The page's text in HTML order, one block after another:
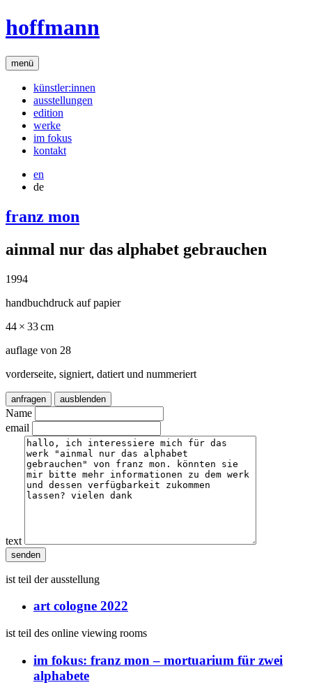
hoffmann
menü
künstler:innen
ausstellungen
edition
werke
im fokus
kontakt
en
de
franz mon
ainmal nur das alphabet gebrauchen
1994
handbuchdruck auf papier
44 × 33 cm
auflage von 28
vorderseite, signiert, datiert und nummeriert
anfragen ausblenden
Name
email
text
ist teil der ausstellung
art cologne 2022
ist teil des online viewing rooms
im fokus: franz mon – mortuarium für zwei
alphabete